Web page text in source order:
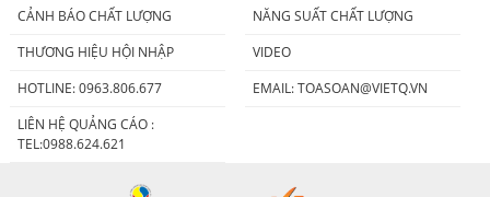
CẢNH BÁO CHẤT LƯỢNG
NĂNG SUẤT CHẤT LƯỢNG
THƯƠNG HIỆU HỘI NHẬP
VIDEO
HOTLINE: 0963.806.677
EMAIL:TOASOAN@VIETQ.VN
LIÊN HỆ QUẢNG CÁO :
TEL:0988.624.621